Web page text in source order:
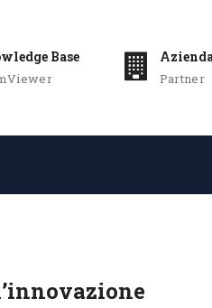
Base
Partner